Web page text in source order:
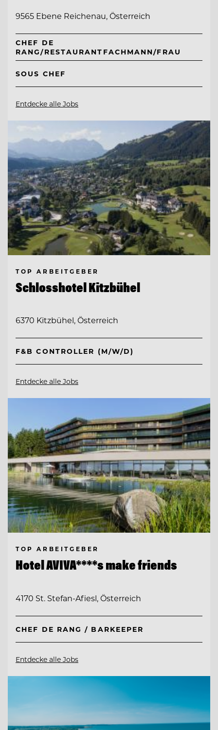
9565 Ebene Reichenau, Österreich
CHEF DE
RANG/RESTAURANTFACHMANN/FRAU
SOUS CHEF
Entdecke alle Jobs
TOP ARBEITGEBER
Schlosshotel Kitzbühel
6370 Kitzbühel, Österreich
F&B CONTROLLER (M/W/D)
Entdecke alle Jobs
TOP ARBEITGEBER
Hotel AVIVA****s make friends
4170 St. Stefan-Afiesl, Österreich
CHEF DE RANG / BARKEEPER
Entdecke alle Jobs